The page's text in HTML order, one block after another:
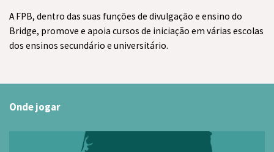
A FPB, dentro das suas funções de divulgação e ensino do
Bridge, promove e apoia cursos de iniciação em várias escolas
dos ensinos secundário e universitário.
Onde jogar